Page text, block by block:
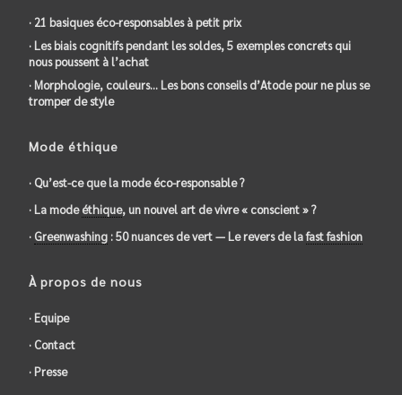
· 21 basiques éco-responsables à petit prix
· Les biais cognitifs pendant les soldes, 5 exemples concrets qui
nous poussent à l’achat
· Morphologie, couleurs… Les bons conseils d’Atode pour ne plus se
tromper de style
Mode éthique
· Qu’est-ce que la mode éco-responsable ?
· La modeéthique, un nouvel art de vivre « conscient » ?
· Greenwashing : 50 nuances de vert — Le revers de lafast fashion
À propos de nous
· Equipe
· Contact
· Presse